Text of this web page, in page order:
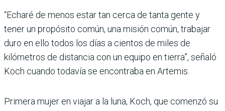
“Echaré de menos estar tan cerca de tanta gente y
tener un propósito común, una misión común, trabajar
duro en ello todos los días a cientos de miles de
kilómetros de distancia con un equipo en tierra”, señaló
Koch cuando todavía se encontraba en Artemis.
Primera mujer en viajar a la luna, Koch, que comenzó su